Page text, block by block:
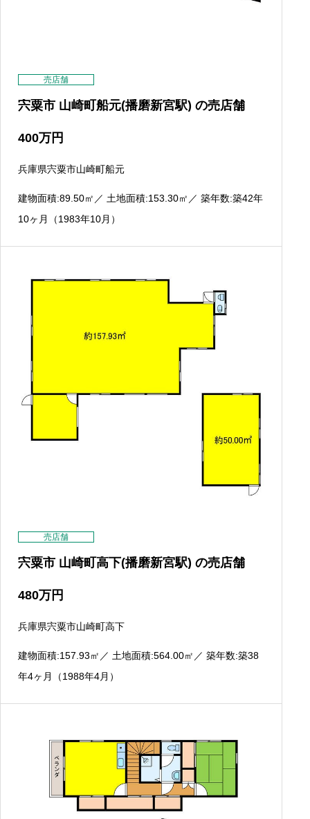
売店舗
宍粟市 山崎町船元(播磨新宮駅) の売店舗
400万円
兵庫県宍粟市山崎町船元
建物面積:89.50㎡ ／ 土地面積:153.30㎡ ／ 築年数:築42年
10ヶ月（1983年10月）
売店舗
宍粟市 山崎町高下(播磨新宮駅) の売店舗
480万円
兵庫県宍粟市山崎町高下
建物面積:157.93㎡ ／ 土地面積:564.00㎡ ／ 築年数:築38
年4ヶ月（1988年4月）